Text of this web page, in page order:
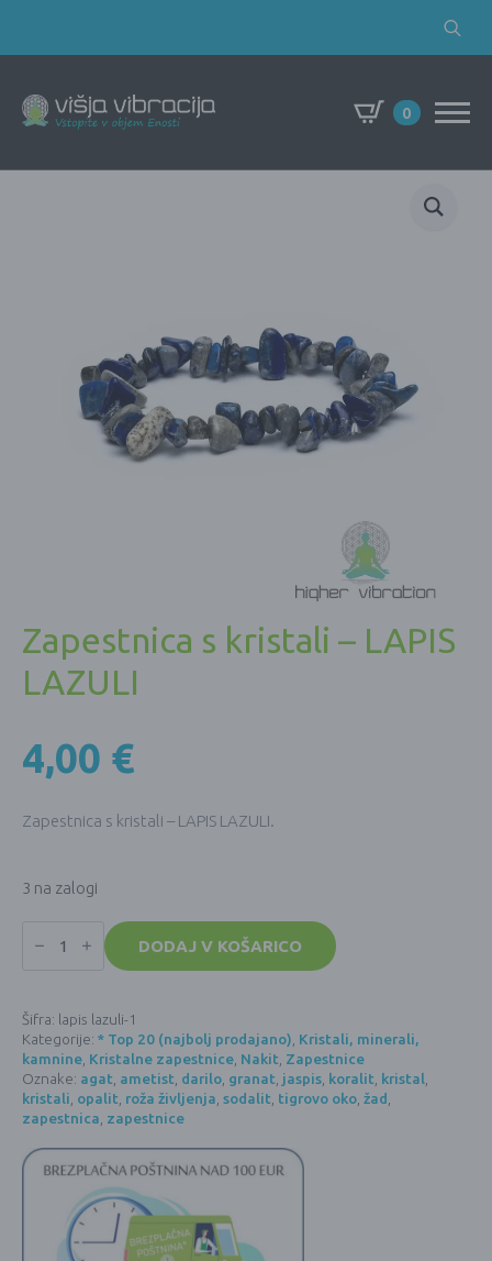
Search
0
Zapestnica s kristali – LAPIS
LAZULI
4,00 €
Zapestnica s kristali – LAPIS LAZULI.
3 na zalogi
LAZULI
količina
DODAJ V KOŠARICO
Šifra: lapis lazuli-1
Kategorije: * Top 20 (najbolj prodajano), Kristali, minerali,
kamnine, Kristalne zapestnice, Nakit, Zapestnice
Oznake: agat, ametist, darilo, granat, jaspis, koralit, kristal,
kristali, opalit, roža življenja, sodalit, tigrovo oko, žad,
zapestnica, zapestnice